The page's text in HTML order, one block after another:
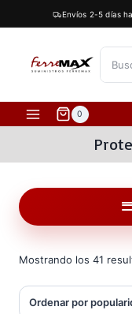
al
contenido
Envíos 2-5 días
0
Mostrando los 41